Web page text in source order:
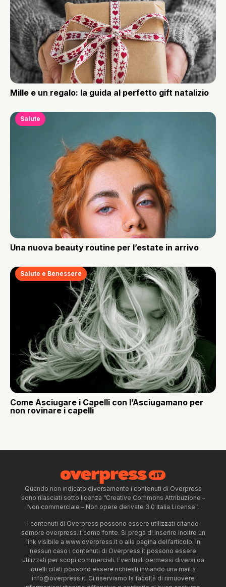
Mille e un regalo: la guida al perfetto gift natalizio
Salute
Una nuova beauty routine per l’estate in arrivo
Salute e Benessere
Come Asciugare i Capelli con l’Asciugamano per
non rovinare i capelli
Quando non indicato diversamente i contenuti di Overpress
sono rilasciati sotto licenza “Creative Commons Attribuzione –
Non commerciale – Non opere derivate 3.0 Italia License”.
I contenuti di Overpress possono essere utilizzati citando
sempre overpress.it come fonte. Si prega di inserire inoltre un
link visibile a www.overpress.it o alla pagina dell’articolo. In
nessun caso i contenuti di Overpress.it possono essere
utilizzati per scopi commerciali. Eventuali permessi diversi da
quelli citati possono essere richiesti inviando una mail a
info@overpress.it. Ci riserviamo la facoltà di rimuovere